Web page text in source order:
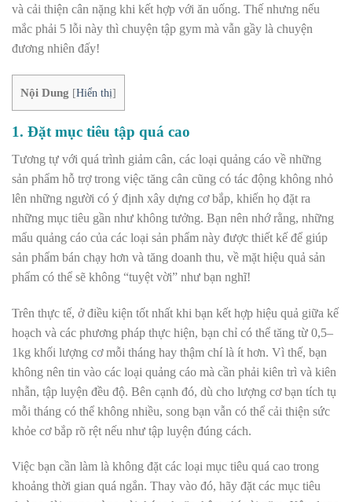
và cải thiện cân nặng khi kết hợp với ăn uống. Thế nhưng nếu
mắc phải 5 lỗi này thì chuyện tập gym mà vẫn gầy là chuyện
đương nhiên đấy!
Nội Dung [Hiển thị]
1. Đặt mục tiêu tập quá cao
Tương tự với quá trình giảm cân, các loại quảng cáo về những
sản phẩm hỗ trợ trong việc tăng cân cũng có tác động không nhỏ
lên những người có ý định xây dựng cơ bắp, khiến họ đặt ra
những mục tiêu gần như không tưởng. Bạn nên nhớ rằng, những
mẩu quảng cáo của các loại sản phẩm này được thiết kế để giúp
sản phẩm bán chạy hơn và tăng doanh thu, về mặt hiệu quả sản
phẩm có thể sẽ không “tuyệt vời” như bạn nghĩ!
Trên thực tế, ở điều kiện tốt nhất khi bạn kết hợp hiệu quả giữa kế
hoạch và các phương pháp thực hiện, bạn chỉ có thể tăng từ 0,5–
1kg khối lượng cơ mỗi tháng hay thậm chí là ít hơn. Vì thế, bạn
không nên tin vào các loại quảng cáo mà cần phải kiên trì và kiên
nhẫn, tập luyện đều độ. Bên cạnh đó, dù cho lượng cơ bạn tích tụ
mỗi tháng có thể không nhiều, song bạn vẫn có thể cải thiện sức
khỏe cơ bắp rõ rệt nếu như tập luyện đúng cách.
Việc bạn cần làm là không đặt các loại mục tiêu quá cao trong
khoảng thời gian quá ngắn. Thay vào đó, hãy đặt các mục tiêu